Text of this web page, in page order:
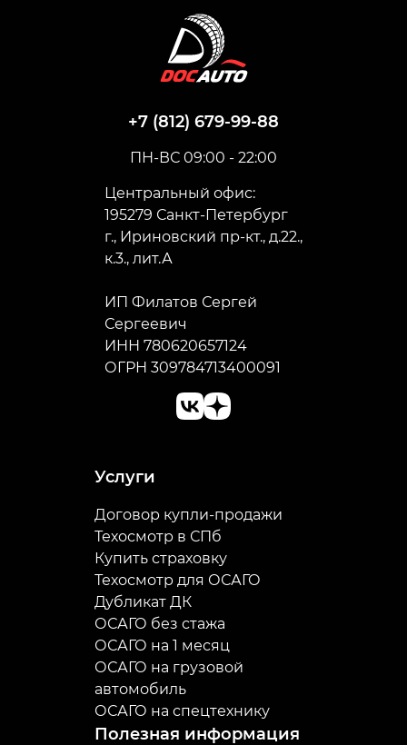
+7 (812) 679-99-88
ПН-ВС 09:00 - 22:00
Центральный офис:
195279 Санкт-Петербург
г., Ириновский пр-кт., д.22.,
к.3., лит.А
ИП Филатов Сергей
Сергеевич
ИНН 780620657124
ОГРН 309784713400091
Услуги
Договор купли-продажи
Техосмотр в СПб
Купить страховку
Техосмотр для ОСАГО
Дубликат ДК
ОСАГО без стажа
ОСАГО на 1 месяц
ОСАГО на грузовой
автомобиль
ОСАГО на спецтехнику
Полезная информация